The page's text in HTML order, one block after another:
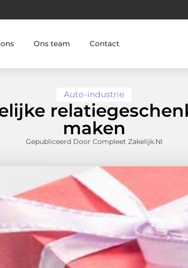
Ons team Contact
Auto-industrie
maken
Gepubliceerd Door Compleet Zakelijk.nl